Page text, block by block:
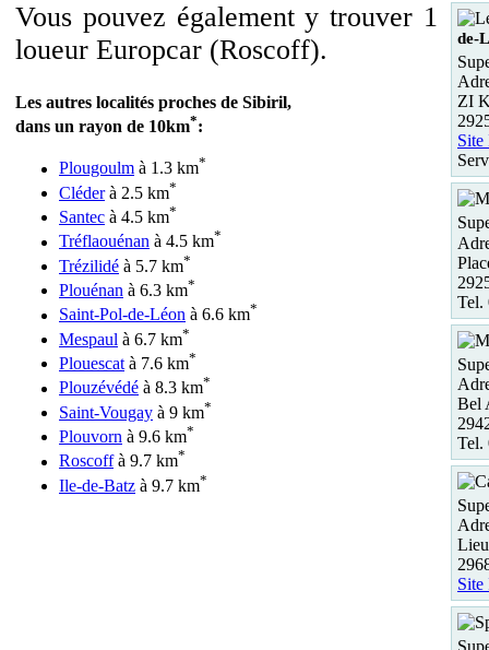
Vous pouvez également y trouver 1
loueur Europcar (Roscoff).
Les autres localités proches de Sibiril,
dans un rayon de 10km*:
Plougoulm à 1.3 km*
Cléderà 2.5 km*
Santec à 4.5 km*
Tréflaouénan à 4.5 km*
Trézilidé à 5.7 km*
Plouénan à 6.3 km*
Saint-Pol-de-Léon à 6.6 km*
Mespaul à 6.7 km*
Plouescat à 7.6 km*
Plouzévédé à 8.3 km*
Saint-Vougay à 9 km*
Plouvorn à 9.6 km*
Roscoffà 9.7 km*
Ile-de-Batz à 9.7 km*
de-
ZI
Site
Tel.
Bel
Tel.
Site